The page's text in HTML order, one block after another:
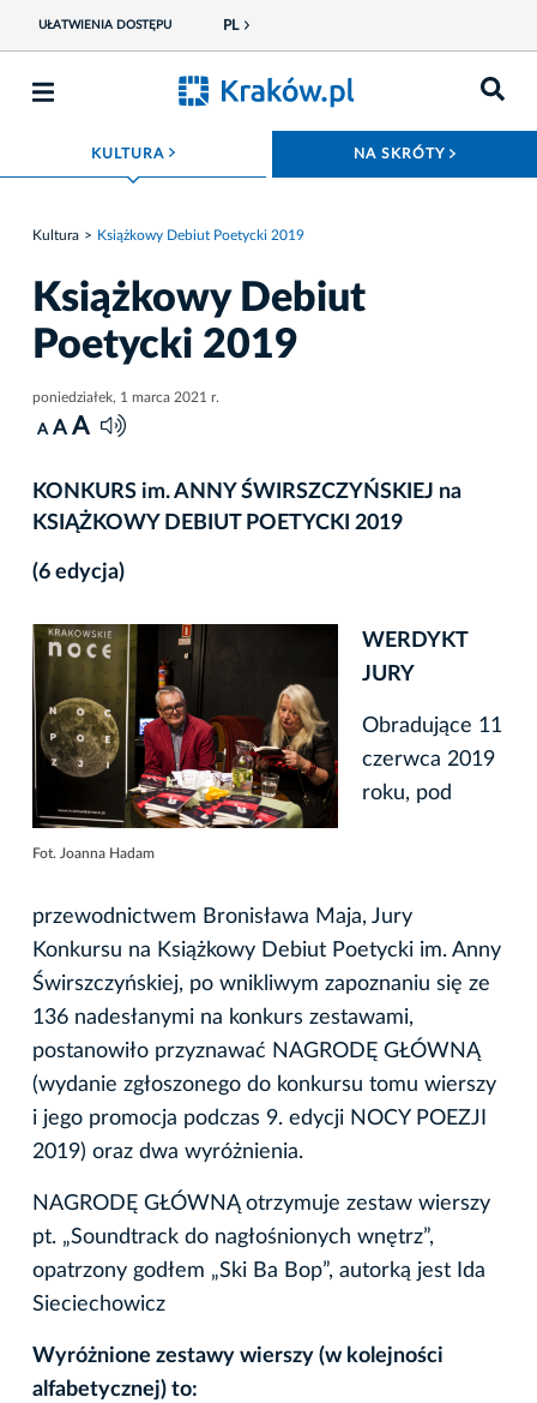
UŁATWIENIA DOSTĘPU PL
KULTURA ROZWIŃ MENU NA SKRÓTY
Kultura Książkowy Debiut Poetycki 2019
Książkowy Debiut
Poetycki 2019
poniedziałek, 1 marca 2021 r.
A A A
KONKURS im. ANNY ŚWIRSZCZYŃSKIEJ na
KSIĄŻKOWY DEBIUT POETYCKI 2019
(6 edycja)
Fot. Joanna Hadam
WERDYKT
JURY
Obradujące 11
czerwca 2019
roku, pod
przewodnictwem Bronisława Maja, Jury
Konkursu na Książkowy Debiut Poetycki im. Anny
Świrszczyńskiej, po wnikliwym zapoznaniu się ze
136 nadesłanymi na konkurs zestawami,
postanowiło przyznawać NAGRODĘ GŁÓWNĄ
(wydanie zgłoszonego do konkursu tomu wierszy
i jego promocja podczas 9. edycji NOCY POEZJI
2019) oraz dwa wyróżnienia.
NAGRODĘ GŁÓWNĄ otrzymuje zestaw wierszy
pt. „Soundtrack do nagłośnionych wnętrz”,
opatrzony godłem „Ski Ba Bop”, autorką jest Ida
Sieciechowicz
Wyróżnione zestawy wierszy (w kolejności
alfabetycznej) to: